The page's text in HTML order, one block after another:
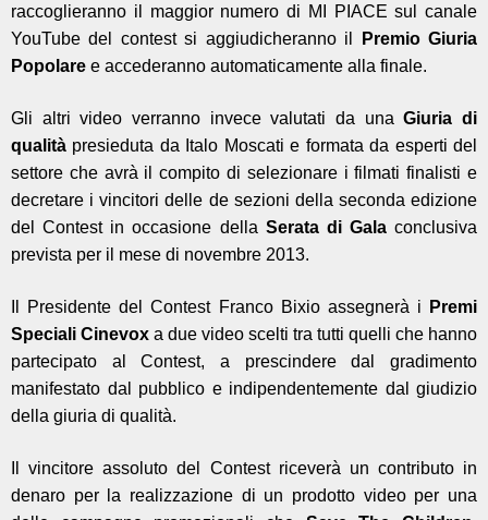
raccoglieranno il maggior numero di MI PIACE sul canale
YouTube del contest si aggiudicheranno il
Premio Giuria
Popolare e accederanno automaticamente alla finale.
Gli altri video verranno invece valutati da unaGiuria di
qualità presieduta da Italo Moscati e formata da esperti del
settore che avrà il compito di selezionare i filmati finalisti e
decretare i vincitori delle de sezioni della seconda edizione
del Contest in occasione della Serata di Galaconclusiva
prevista per il mese di novembre 2013.
Il Presidente del Contest Franco Bixio assegnerà i
Premi
Speciali Cinevox a due video scelti tra tutti quelli che hanno
partecipato al Contest, a prescindere dal gradimento
manifestato dal pubblico e indipendentemente dal giudizio
della giuria di qualità.
Il vincitore assoluto del Contest riceverà un contributo in
denaro per la realizzazione di un prodotto video per una